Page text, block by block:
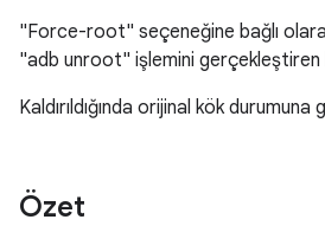
"Force-root" seçeneğine bağlı
"adb unroot" işlemini gerçekleştiren
Kaldırıldığında orijinal kök durumuna
Özet